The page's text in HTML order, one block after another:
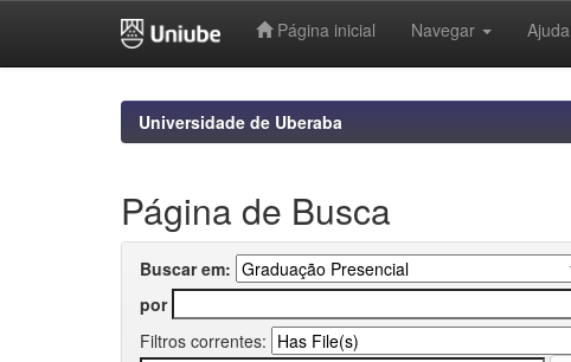
Página inicial Navegar Ajuda
Universidade de Uberaba
Página de Busca
Buscar em:
por
Filtros correntes: